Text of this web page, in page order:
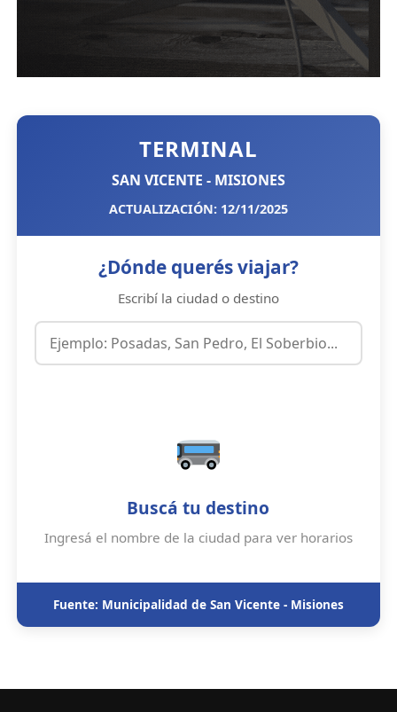
TERMINAL
SAN VICENTE - MISIONES
ACTUALIZACIÓN: 12/11/2025
¿Dónde querés viajar?
Escribí la ciudad o destino
Buscá tu destino
Ingresá el nombre de la ciudad para ver horarios
Fuente: Municipalidad de San Vicente - Misiones